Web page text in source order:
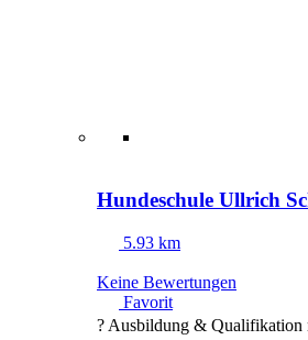
Hundeschule Ullrich
5.93 km
Keine Bewertungen
Favorit
? Ausbildung &